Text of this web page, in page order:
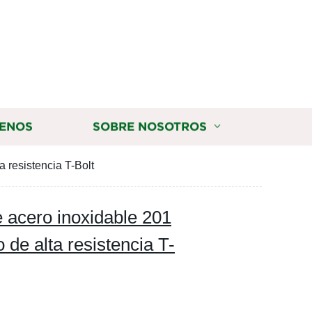
SOBRE NOSOTROS
resistencia T-Bolt
acero inoxidable 201
de alta resistencia T-